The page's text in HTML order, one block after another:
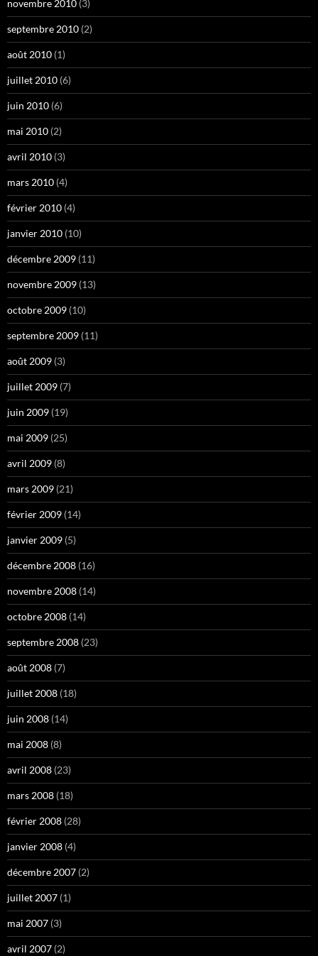
novembre 2010 (3)
septembre 2010 (2)
août 2010 (1)
juillet 2010 (6)
juin 2010 (6)
mai 2010 (2)
avril 2010 (3)
mars 2010 (4)
février 2010 (4)
janvier 2010 (10)
décembre 2009 (11)
novembre 2009 (13)
octobre 2009 (10)
septembre 2009 (11)
août 2009 (3)
juillet 2009 (7)
juin 2009 (19)
mai 2009 (25)
avril 2009 (8)
mars 2009 (21)
février 2009 (14)
janvier 2009 (5)
décembre 2008 (16)
novembre 2008 (14)
octobre 2008 (14)
septembre 2008 (23)
août 2008 (7)
juillet 2008 (18)
juin 2008 (14)
mai 2008 (8)
avril 2008 (23)
mars 2008 (18)
février 2008 (28)
janvier 2008 (4)
décembre 2007 (2)
juillet 2007 (1)
mai 2007 (3)
avril 2007 (2)